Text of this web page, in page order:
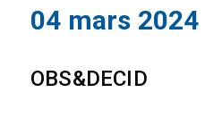
04 mars 2024
OBS&DECID